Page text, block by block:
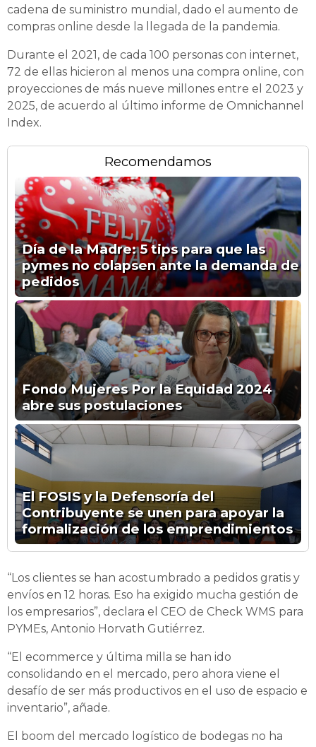
cadena de suministro mundial, dado el aumento de
compras online desde la llegada de la pandemia.
Durante el 2021, de cada 100 personas con internet,
72 de ellas hicieron al menos una compra online, con
proyecciones de más nueve millones entre el 2023 y
2025, de acuerdo al último informe de Omnichannel
Index.
Recomendamos
Día de la Madre: 5 tips para que las
pymes no colapsen ante la demanda de
pedidos
Fondo Mujeres Por la Equidad 2024
abre sus postulaciones
El FOSIS y la Defensoría del
Contribuyente se unen para apoyar la
formalización de los emprendimientos
“Los clientes se han acostumbrado a pedidos gratis y
envíos en 12 horas. Eso ha exigido mucha gestión de
los empresarios”, declara el CEO de Check WMS para
PYMEs, Antonio Horvath Gutiérrez.
“El ecommerce y última milla se han ido
consolidando en el mercado, pero ahora viene el
desafío de ser más productivos en el uso de espacio e
inventario”, añade.
El boom del mercado logístico de bodegas no ha